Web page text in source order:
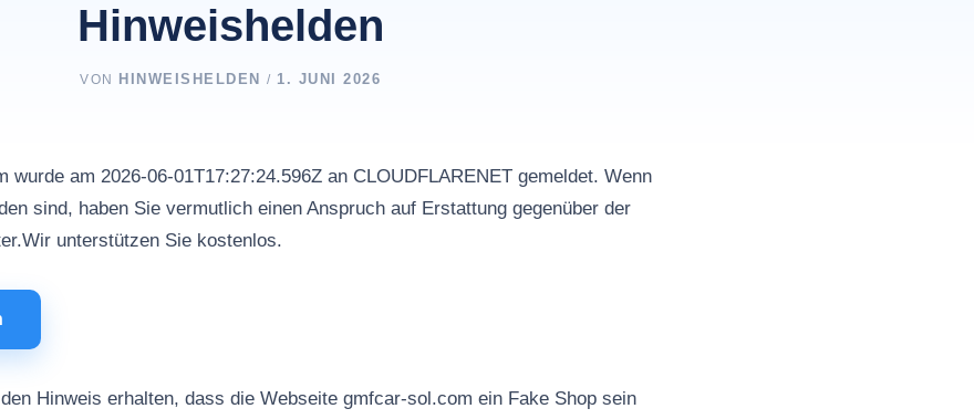
Hinweishelden
VON HINWEISHELDEN / 1. JUNI 2026
wurde am 2026-06-01T17:27:24.596Z an CLOUDFLARENET gemeldet. Wenn
sind, haben Sie vermutlich einen Anspruch auf Erstattung gegenüber der
unterstützen Sie kostenlos.
Hinweis erhalten, dass die Webseite gmfcar-sol.com ein Fake Shop sein